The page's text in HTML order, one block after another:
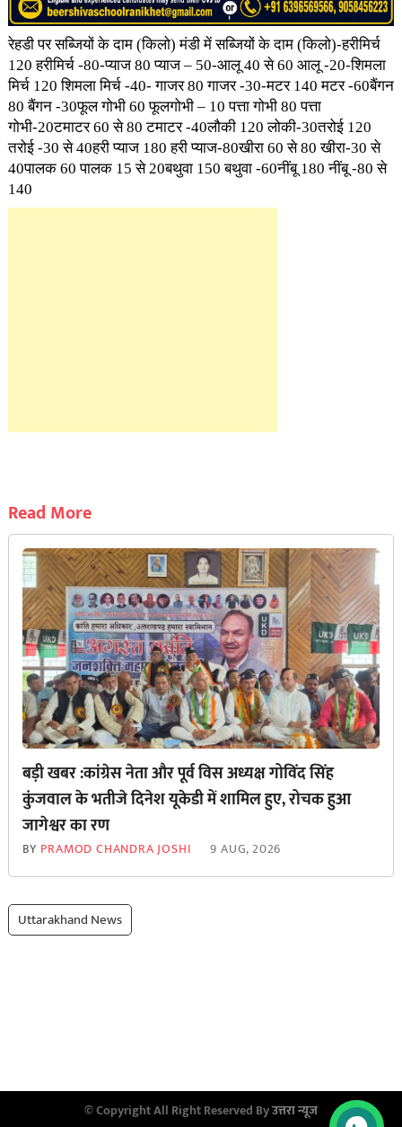
रेहडी पर सब्जियों के दाम (किलो) मंडी में सब्जियों के दाम (किलो)-हरीमिर्च
120 हरीमिर्च -80-प्याज 80 प्याज – 50-आलू 40 से 60 आलू -20-शिमला
मिर्च 120 शिमला मिर्च -40- गाजर 80 गाजर -30-मटर 140 मटर -60बैंगन
80 बैंगन -30फूल गोभी 60 फूलगोभी – 10 पत्ता गोभी 80 पत्ता
गोभी-20टमाटर 60 से 80 टमाटर -40लौकी 120 लोकी-30तरोई 120
तरोई -30 से 40हरी प्याज 180 हरी प्याज-80खीरा 60 से 80 खीरा-30 से
40पालक 60 पालक 15 से 20बथुवा 150 बथुवा -60नींबू 180 नींबू -80 से
140
Read More
बड़ी खबर :कांग्रेस नेता और पूर्व विस अध्यक्ष गोविंद सिंह
कुंजवाल के भतीजे दिनेश यूकेडी में शामिल हुए, रोचक हुआ
जागेश्वर का रण
BY PRAMOD CHANDRA JOSHI 9 AUG, 2026
Uttarakhand News
© Copyright All Right Reserved Byउत्तरा न्यूज